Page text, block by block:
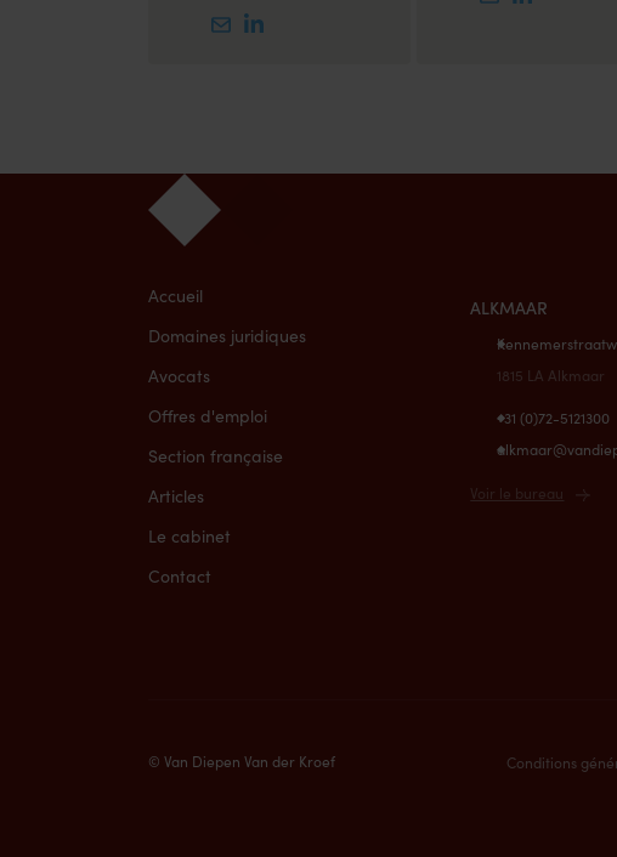
Accueil
Domaines juridiques
Avocats
Offres d'emploi
Section française
Articles
Le cabinet
Contact
ALKMAAR
1815 LA Alkmaar
+31 (0)72-5121300
Voir le bureau
© Van Diepen Van der Kroef Conditions